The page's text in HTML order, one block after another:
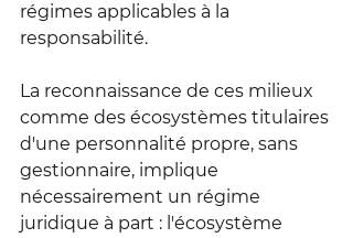
régimes applicables à la
responsabilité.
La reconnaissance de ces milieux
comme des écosystèmes titulaires
d'une personnalité propre, sans
gestionnaire, implique
nécessairement un régime
juridique à part : l'écosystème